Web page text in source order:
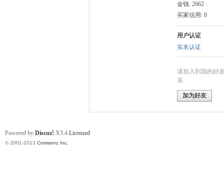
学
金钱: 2662
买家信用: 0
用户认证
实名认证
请加入到我的好
系
加为好友
Powered by Discuz! X3.4 Licensed
© 2001-2013 Comsenz Inc.